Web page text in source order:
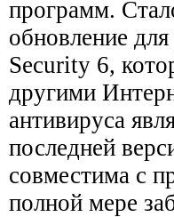
программ.
обновление
Security 6,
другими
антивируса
последней
совместима с
полной мере